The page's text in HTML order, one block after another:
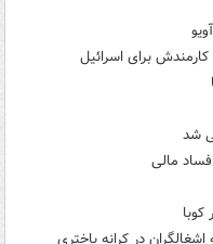
برای اسرائیل
شد
مالی
در کرانه باختری